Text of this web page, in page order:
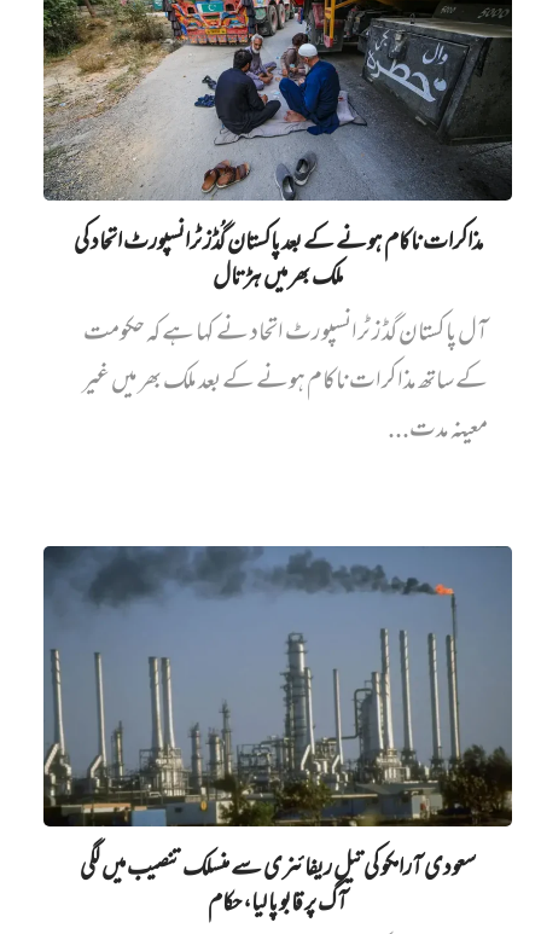
مذاکرات ناکام ہونے کے بعد پاکستان گُڈز ٹرانسپورٹ اتحاد کی
ملک بھر میں ہڑتال
آل پاکستان گڈز ٹرانسپورٹ اتحاد نے کہا ہے کہ حکومت
کے ساتھ مذاکرات ناکام ہونے کے بعد ملک بھر میں غیر
معینہ مدت...
سعودی آرامکو کی تیل ریفائنری سے منسلک تنصیب میں‌ لگی
آگ پر قابو پا لیا، حکام